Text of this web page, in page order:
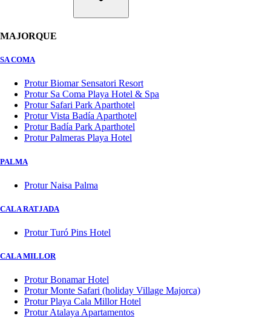
MAJORQUE
SA COMA
Protur Biomar Sensatori Resort
Protur Sa Coma Playa Hotel & Spa
Protur Safari Park Aparthotel
Protur Vista Badía Aparthotel
Protur Badía Park Aparthotel
Protur Palmeras Playa Hotel
PALMA
Protur Naisa Palma
CALA RATJADA
Protur Turó Pins Hotel
CALA MILLOR
Protur Bonamar Hotel
Protur Monte Safari (holiday Village Majorca)
Protur Playa Cala Millor Hotel
Protur Atalaya Apartamentos